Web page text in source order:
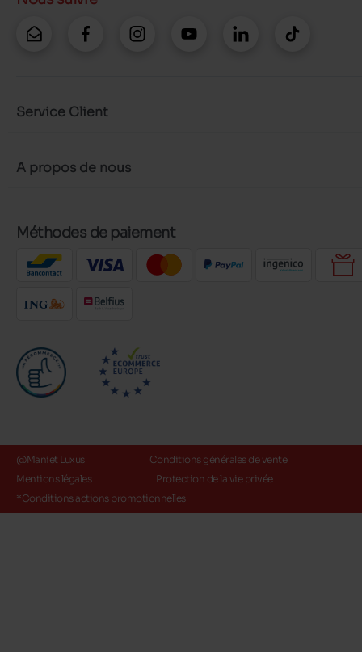
Service Client
A propos de nous
Méthodes de paiement
@Maniet Luxus
Conditions générales de vente
Mentions légales
Protection de la vie privée
*Conditions actions promotionnelles